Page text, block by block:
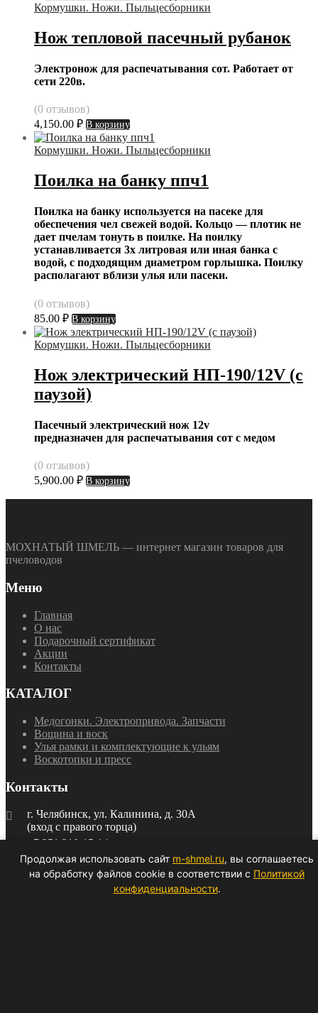
Кормушки. Ножи. Пыльцесборники
Нож тепловой пасечный рубанок
Электронож для распечатывания сот. Работает от
сети 220в.
(0 отзывов)
4,150.00 ₽ В корзину
Кормушки. Ножи. Пыльцесборники
Поилка на банку ппч1
Поилка на банку используется на пасеке для
обеспечения чел свежей водой. Кольцо — плотик не
дает пчелам тонуть в поилке. На поилку
устанавливается 3х литровая или иная банка с
водой, с подходящим диаметром горлышка. Поилку
располагают вблизи улья или пасеки.
(0 отзывов)
85.00 ₽ В корзину
Кормушки. Ножи. Пыльцесборники
Нож электрический НП-190/12V (с
паузой)
Пасечный электрический нож 12v
предназначен для распечатывания сот с медом
(0 отзывов)
5,900.00 ₽ В корзину
МОХНАТЫЙ ШМЕЛЬ — интернет магазин товаров для
пчеловодов
Меню
Главная
О нас
Подарочный сертификат
Акции
Контакты
КАТАЛОГ
Медогонки. Электропривода. Запчасти
Вощина и воск
Улья рамки и комплектующие к ульям
Воскотопки и пресс
Контакты
г. Челябинск, ул. Калинина, д. 30А
(вход с правого торца)
+7 351 210-15-14
ПН-ПТ 8:00 — 17:00
ural-vega@yandex.ru
ПН-ПТ: 9:00 до 17:00
Продолжая использовать сайт m-shmel.ru, вы соглашаетесь
на обработку файлов cookie в соответствии с Политикой
конфиденциальности.